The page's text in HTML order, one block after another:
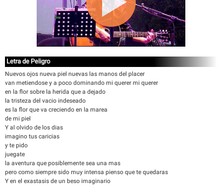
Letra de Peligro
Nuevos ojos nueva piel nuevas las manos del placer
van metiendose y a poco dominando mi querer mi querer
en la flor sobre la herida que a dejado
la tristeza del vacio indeseado
es la flor que va creciendo en la marea
de mi piel
Y al olvido de los dias
imagino tus caricias
y te pido
juegate
la aventura que posiblemente sea una mas
pero como siempre sido muy intensa pienso que te quedaras
Y en el exastasis de un beso imaginario